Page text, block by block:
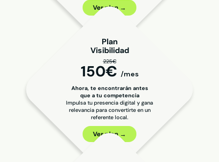
Ver plan →
Plan
Visibilidad
225€
150€ /mes
Ahora, te encontrarán antes
que a tu competencia
Impulsa tu presencia digital y gana
relevancia para convertirte en un
referente local.
Ver plan →